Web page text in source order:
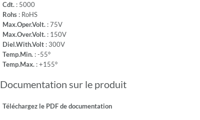
Cdt. : 5000
Rohs : RoHS
Max.Oper.Volt. : 75V
Max.Over.Volt. : 150V
Diel.With.Volt : 300V
Temp.Min. : -55°
Temp.Max. : +155°
Documentation sur le produit
Téléchargez le PDF de documentation